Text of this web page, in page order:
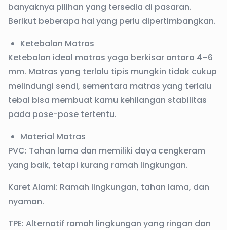
banyaknya pilihan yang tersedia di pasaran.
Berikut beberapa hal yang perlu dipertimbangkan.
Ketebalan Matras
Ketebalan ideal matras yoga berkisar antara 4–6
mm. Matras yang terlalu tipis mungkin tidak cukup
melindungi sendi, sementara matras yang terlalu
tebal bisa membuat kamu kehilangan stabilitas
pada pose-pose tertentu.
Material Matras
PVC: Tahan lama dan memiliki daya cengkeram
yang baik, tetapi kurang ramah lingkungan.
Karet Alami: Ramah lingkungan, tahan lama, dan
nyaman.
TPE: Alternatif ramah lingkungan yang ringan dan